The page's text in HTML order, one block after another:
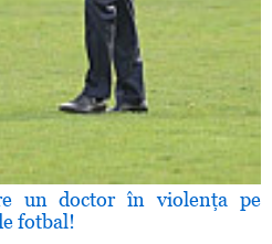
un doctor în violenţa pe
fotbal!